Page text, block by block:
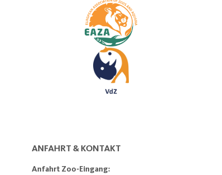
ANFAHRT & KONTAKT
Anfahrt Zoo-Eingang: